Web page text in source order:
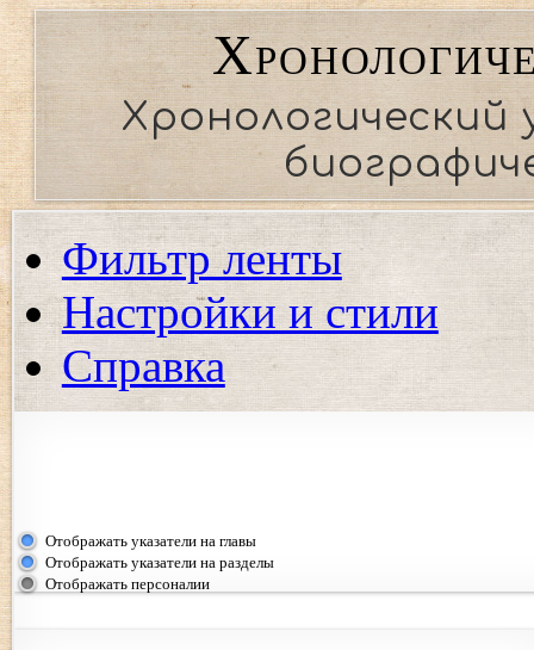
Фильтр ленты
Настройки и стили
Справка
события региона
Отображать указатели на главы
Отображать указатели на разделы
Отображать персоналии